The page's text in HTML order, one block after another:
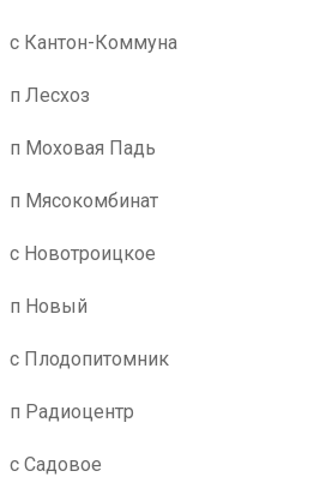
с Кантон-Коммуна
п Лесхоз
п Моховая Падь
п Мясокомбинат
с Новотроицкое
п Новый
с Плодопитомник
п Радиоцентр
с Садовое